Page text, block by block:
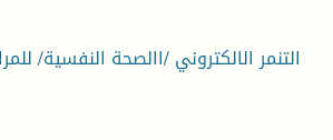
التنمر الالكتروني /االصحة النفسية/